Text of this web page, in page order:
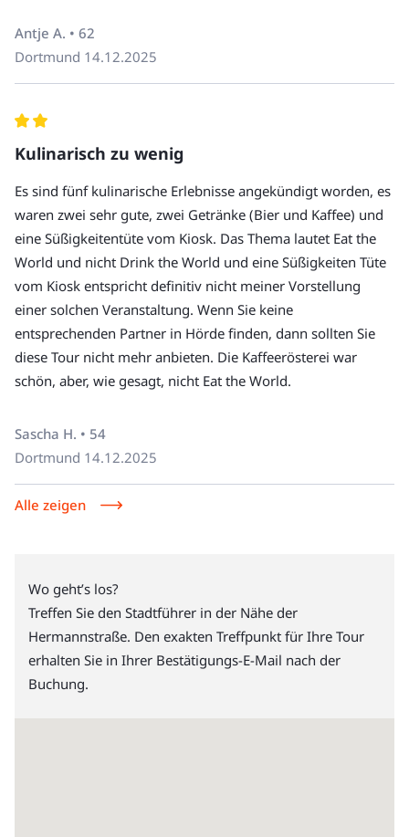
Endpunkt wird etwa 3 Tage vor Tourbeginn festgelegt
und kann auf Nachfrage gerne mitgeteilt werden.
Unsere Touren sind nicht barrierefrei. Wenn Sie Fragen
Antje A. • 62
Dortmund 14.12.2025
Kulinarisch zu wenig
Es sind fünf kulinarische Erlebnisse angekündigt worden, es
waren zwei sehr gute, zwei Getränke (Bier und Kaffee) und
eine Süßigkeitentüte vom Kiosk. Das Thema lautet Eat the
World und nicht Drink the World und eine Süßigkeiten Tüte
vom Kiosk entspricht definitiv nicht meiner Vorstellung
einer solchen Veranstaltung. Wenn Sie keine
entsprechenden Partner in Hörde finden, dann sollten Sie
diese Tour nicht mehr anbieten. Die Kaffeerösterei war
schön, aber, wie gesagt, nicht Eat the World.
Sascha H. • 54
Dortmund 14.12.2025
Alle zeigen
Wo geht’s los?
Treffen Sie den Stadtführer in der Nähe der
Hermannstraße. Den exakten Treffpunkt für Ihre Tour
erhalten Sie in Ihrer Bestätigungs-E-Mail nach der
Buchung.